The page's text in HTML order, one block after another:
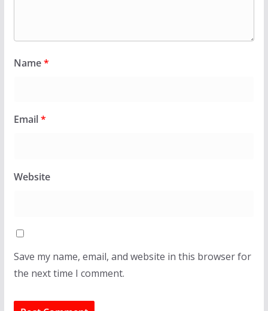
Name*
Email*
Website
Save my name, email, and website in this browser for
the next time I comment.